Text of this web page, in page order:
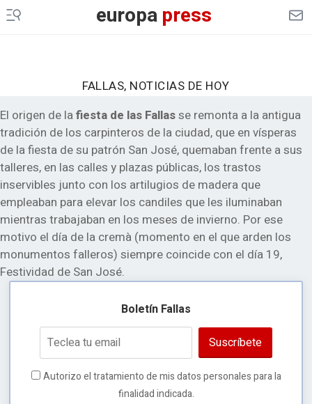
europapress
FALLAS, NOTICIAS DE HOY
El origen de lafiesta de las Fallasse remonta a la antigua
tradición de los carpinteros de la ciudad, que en vísperas
de la fiesta de su patrón San José, quemaban frente a sus
talleres, en las calles y plazas públicas, los trastos
inservibles junto con los artilugios de madera que
empleaban para elevar los candiles que les iluminaban
mientras trabajaban en los meses de invierno. Por ese
motivo el día de la cremà (momento en el que arden los
monumentos falleros) siempre coincide con el día 19,
Festividad de San José.
Boletín Fallas
Suscríbete
Autorizo el tratamiento de mis datos personales para la
finalidad indicada.